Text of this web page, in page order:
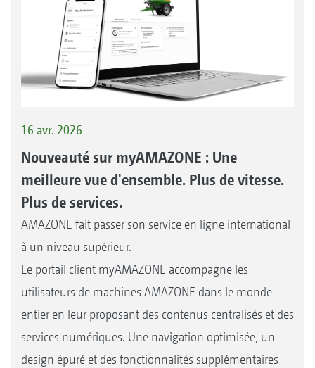
16 avr. 2026
Nouveauté sur myAMAZONE : Une
meilleure vue d'ensemble. Plus de vitesse.
Plus de services.
AMAZONE fait passer son service en ligne international
à un niveau supérieur.
Le portail client myAMAZONE accompagne les
utilisateurs de machines AMAZONE dans le monde
entier en leur proposant des contenus centralisés et des
services numériques. Une navigation optimisée, un
design épuré et des fonctionnalités supplémentaires